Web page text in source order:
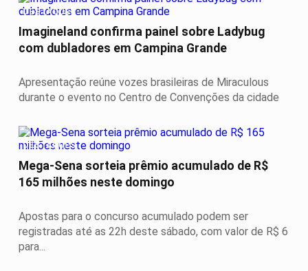
DESTAQUES
Imagineland confirma painel sobre Ladybug
com dubladores em Campina Grande
Apresentação reúne vozes brasileiras de Miraculous
durante o evento no Centro de Convenções da cidade
DESTAQUES
Mega-Sena sorteia prêmio acumulado de R$
165 milhões neste domingo
Apostas para o concurso acumulado podem ser
registradas até as 22h deste sábado, com valor de R$ 6
para...